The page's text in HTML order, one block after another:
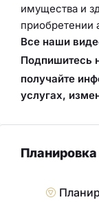
имущества и
приобретении
Все наши
Подпишитесь
получайте
услугах,